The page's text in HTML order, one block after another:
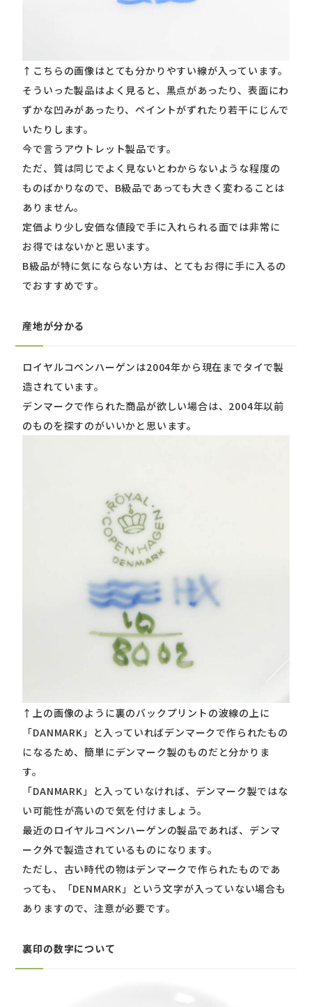
↑ こちらの画像はとても分かりやすい線が入っています。
そういった製品はよく見ると、黒点があったり、表面にわ
ずかな凹みがあったり、ペイントがずれたり若干にじんで
いたりします。
今で言うアウトレット製品です。
ただ、質は同じでよく見ないとわからないような程度の
ものばかりなので、B級品であっても大きく変わることは
ありません。
定価より少し安価な値段で手に入れられる面では非常に
お得ではないかと思います。
B級品が特に気にならない方は、とてもお得に手に入るの
でおすすめです。
産地が分かる
ロイヤルコペンハーゲンは2004年から現在までタイで製
造されています。
デンマークで作られた商品が欲しい場合は、2004年以前
のものを探すのがいいかと思います。
↑上の画像のように裏のバックプリントの波線の上に
「DANMARK」と入っていればデンマークで作られたもの
になるため、簡単にデンマーク製のものだと分かりま
す。
「DANMARK」と入っていなければ、デンマーク製ではな
い可能性が高いので気を付けましょう。
最近のロイヤルコペンハーゲンの製品であれば、デンマ
ーク外で製造されているものになります。
ただし、古い時代の物はデンマークで作られたものであ
っても、「DENMARK」という文字が入っていない場合も
ありますので、注意が必要です。
裏印の数字について